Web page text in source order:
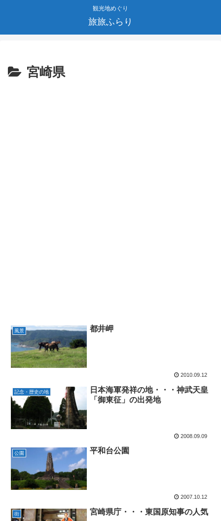
観光地めぐり
旅旅ふらり
宮崎県
風景 都井岬
2010.09.12
記念・歴史の地
日本海軍発祥の地・・・神武天皇
「御東征」の出発地
2008.09.09
公園 平和台公園
2007.10.12
街 宮崎県庁・・・東国原知事の人気